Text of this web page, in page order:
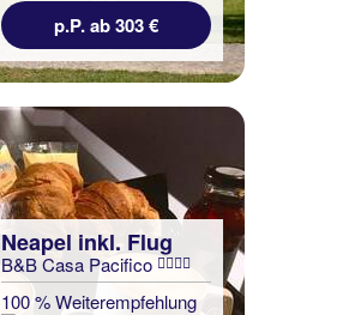
p.P. ab 303 €
Neapel inkl. Flug
B&B Casa Pacifico
100 % Weiterempfehlung